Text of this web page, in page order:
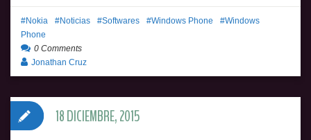
Nokia Noticias Softwares Windows Phone
Windows
Phone
0 Comments
Jonathan Cruz
18 DICIEMBRE, 2015